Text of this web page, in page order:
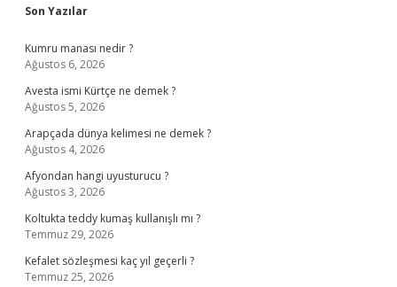
Sidebar
Son Yazılar
Kumru manası nedir ?
Ağustos 6, 2026
Avesta ismi Kürtçe ne demek ?
Ağustos 5, 2026
Arapçada dünya kelimesi ne demek ?
Ağustos 4, 2026
Afyondan hangi uyusturucu ?
Ağustos 3, 2026
Koltukta teddy kumaş kullanışlı mı ?
Temmuz 29, 2026
Kefalet sözleşmesi kaç yıl geçerli ?
Temmuz 25, 2026